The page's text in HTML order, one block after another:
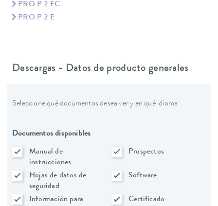
PRO P 2 EC
PRO P 2 E
Descargas - Datos de producto generales
Seleccione qué documentos desea ver y en qué idioma:
Documentos disponibles
Manual de
instrucciones
Prospectos
Hojas de datos de
seguridad
Software
Información para
Certificado